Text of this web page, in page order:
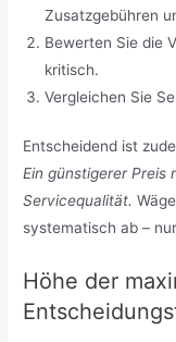
Zusatzgebühren
Bewerten Sie die
kritisch.
Vergleichen Sie
Entscheidend ist
Ein günstigerer
Servicequalität.
systematisch ab –
Höhe der